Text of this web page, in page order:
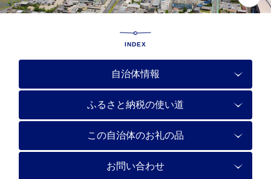
INDEX
自治体情報
ふるさと納税の使い道
この自治体のお礼の品
お問い合わせ